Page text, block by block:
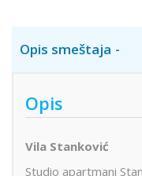
Opis smeštaja
Opis
Vila Stanković
Studio apartmani